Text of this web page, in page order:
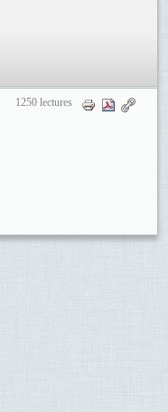
1250 lectures